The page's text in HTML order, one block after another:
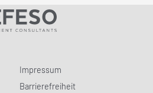
Impressum
Barrierefreiheit